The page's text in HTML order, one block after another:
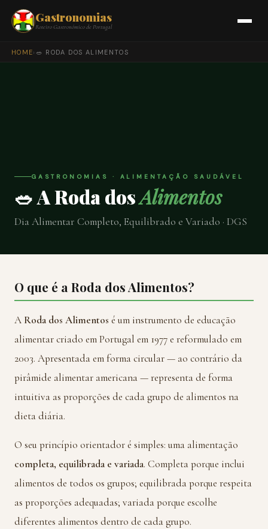
Gastronomias
Roteiro Gastronómico de Portugal
HOME› 🥗 RODA DOS ALIMENTOS
GASTRONOMIAS · ALIMENTAÇÃO SAUDÁVEL
🥗 A Roda dosAlimentos
Dia Alimentar Completo, Equilibrado e Variado · DGS
O que é a Roda dos Alimentos?
A Roda dos Alimentos é um instrumento de educação
alimentar criado em Portugal em 1977 e reformulado em
2003. Apresentada em forma circular — ao contrário da
pirâmide alimentar americana — representa de forma
intuitiva as proporções de cada grupo de alimentos na
dieta diária.
O seu princípio orientador é simples: uma alimentação
completa, equilibrada e variada. Completa porque inclui
alimentos de todos os grupos; equilibrada porque respeita
as proporções adequadas; variada porque escolhe
diferentes alimentos dentro de cada grupo.